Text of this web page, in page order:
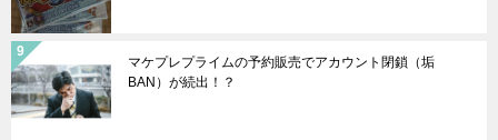
マケプレプライムの予約販売でアカウント閉鎖（垢
BAN）が続出！？